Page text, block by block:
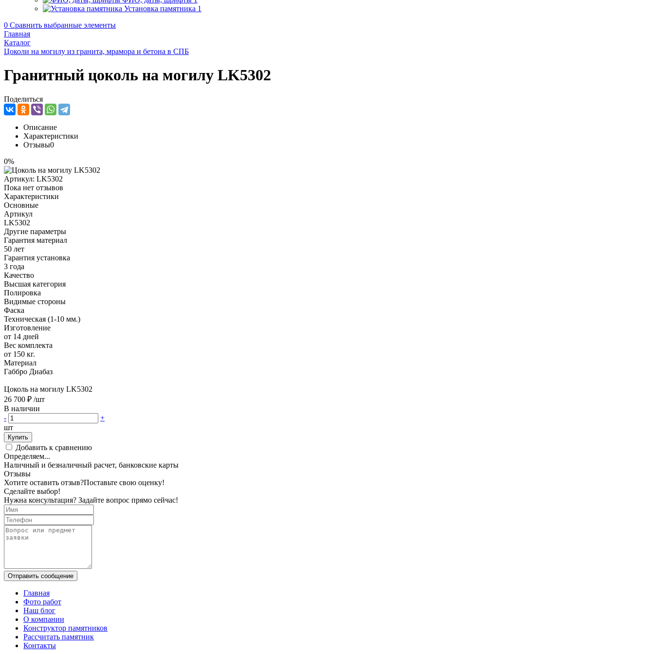
Установка памятника 1
0 Сравнить выбранные элементы
Главная
Каталог
Цоколи на могилу из гранита, мрамора и бетона в СПБ
Гранитный цоколь на могилу LK5302
Поделиться
Описание
Характеристики
Отзывы0
0%
Артикул: LK5302
Пока нет отзывов
Характеристики
Основные
Артикул
LK5302
Другие параметры
Гарантия материал
50 лет
Гарантия установка
3 года
Качество
Высшая категория
Полировка
Видимые стороны
Фаска
Техническая (1-10 мм.)
Изготовление
от 14 дней
Вес комплекта
от 150 кг.
Материал
Габбро Диабаз
Цоколь на могилу LK5302
26 700 ₽ /шт
В наличии
-
+
шт
Купить
Добавить к сравнению
Определяем...
Наличный и безналичный расчет, банковские карты
Отзывы
Хотите оставить отзыв?Поставьте свою оценку!
Сделайте выбор!
Нужна консультация? Задайте вопрос прямо сейчас!
Отправить сообщение
Главная
Фото работ
Наш блог
О компании
Конструктор памятников
Рассчитать памятник
Контакты